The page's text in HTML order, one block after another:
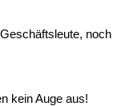
noch
kein Auge aus!